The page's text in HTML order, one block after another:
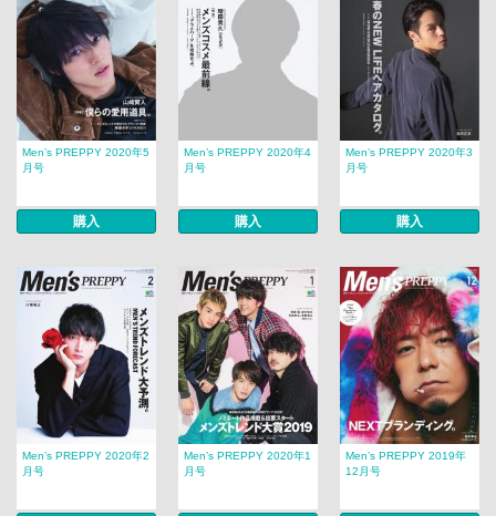
Men’s PREPPY 2020年5
月号
購入
Men’s PREPPY 2020年4
月号
購入
Men’s PREPPY 2020年3
月号
購入
Men’s PREPPY 2020年2
月号
Men’s PREPPY 2020年1
月号
Men’s PREPPY 2019年
12月号